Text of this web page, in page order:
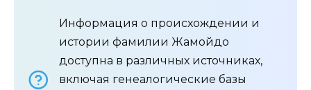
Информация о происхождении и
истории фамилии Жамойдо
доступна в различных источниках,
включая генеалогические базы